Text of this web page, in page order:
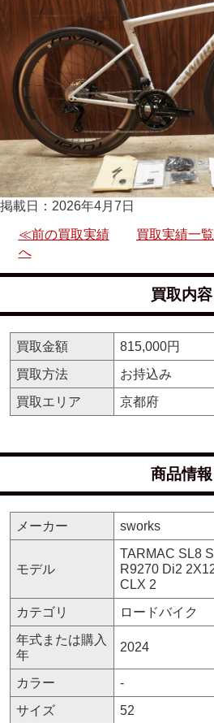
掲載日：2026年4月7日
≪前の買取実績
へ
買取実績一
買取内容
買取金額
815,000円
買取方法
お持込み
買取エリア
京都府
商品情報
メーカー sworks
モデル
TARMAC SL8
R9270 Di2
CLX 2
カテゴリ
ロードバイク
年式または購入
年
2024
カラー
-
サイズ
52